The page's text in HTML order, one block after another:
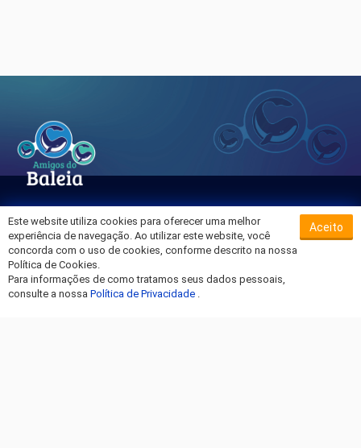
Sobre o Hospital da Baleia
Termos de Uso
Política de Privacidade
Entre em Contato
Este website utiliza cookies para oferecer uma melhor
experiência de navegação. Ao utilizar este website, você
concorda com o uso de cookies, conforme descrito na nossa
Política de Cookies.
Para informações de como tratamos seus dados pessoais,
consulte a nossa Política de Privacidade .
Aceito